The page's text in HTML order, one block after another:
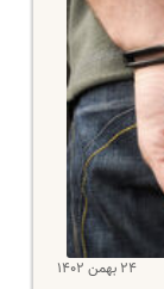
۲۴ بهمن ۱۴۰۲